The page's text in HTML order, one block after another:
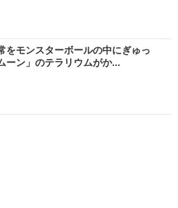
をモンスターボールの中にぎゅっ
ン」のテラリウムがか...